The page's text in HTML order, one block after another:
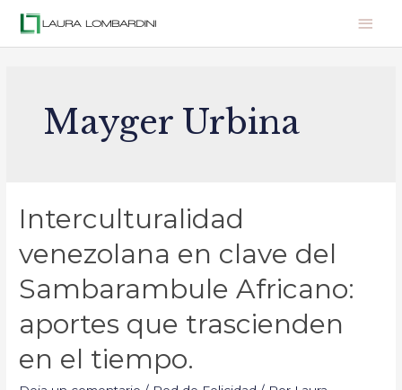
Mayger Urbina
Interculturalidad
venezolana en clave del
Sambarambule Africano:
aportes que trascienden
en el tiempo.